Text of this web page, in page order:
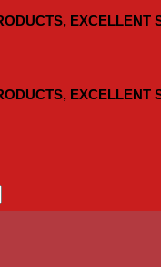
EXCELLENT
EXCELLENT